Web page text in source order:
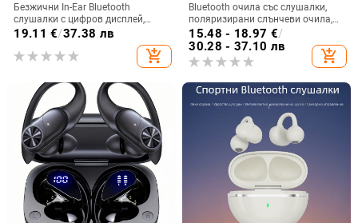
Безжични In-Ear Bluetooth
слушалки с цифров дисплей,
ниска латентност за гейминг, 4–8
19.11 €/37.38 лв
add_shopping_cart
Bluetooth очила със слушалки,
поляризирани слънчеви очила,
монтирани на главата (обхват 10
м, Bluetooth 5.0, живот на
батерията 4-8 ч)
15.48 - 18.97 €/
30.28 - 37.10 лв
add_shopping_cart